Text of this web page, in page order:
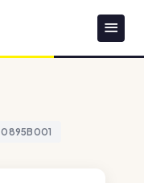
0895B001